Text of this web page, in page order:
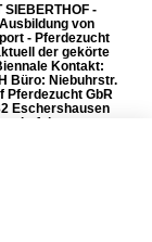
SIEBERTHOF -
von
- Pferdezucht
der gekörte
Kontakt:
Büro: Niebuhrstr.
Pferdezucht GbR
Eschershausen
Telefon: +49